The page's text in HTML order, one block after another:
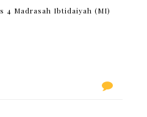
4 Madrasah Ibtidaiyah (MI)